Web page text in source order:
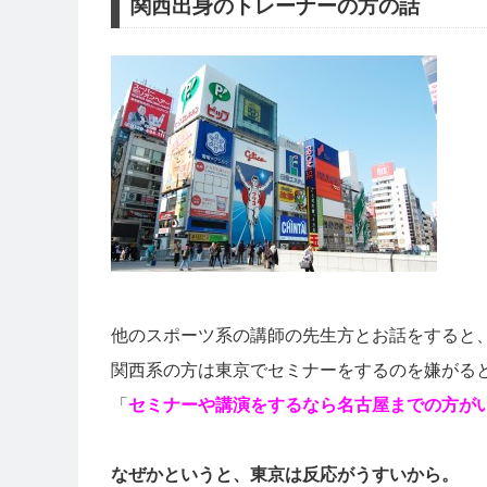
関西出身のトレーナーの方の話
他のスポーツ系の講師の先生方とお話をすると、
関西系の方は東京でセミナーをするのを嫌がる
「 セミナーや講演をするなら名古屋までの方が
なぜかというと、東京は反応がうすいから。